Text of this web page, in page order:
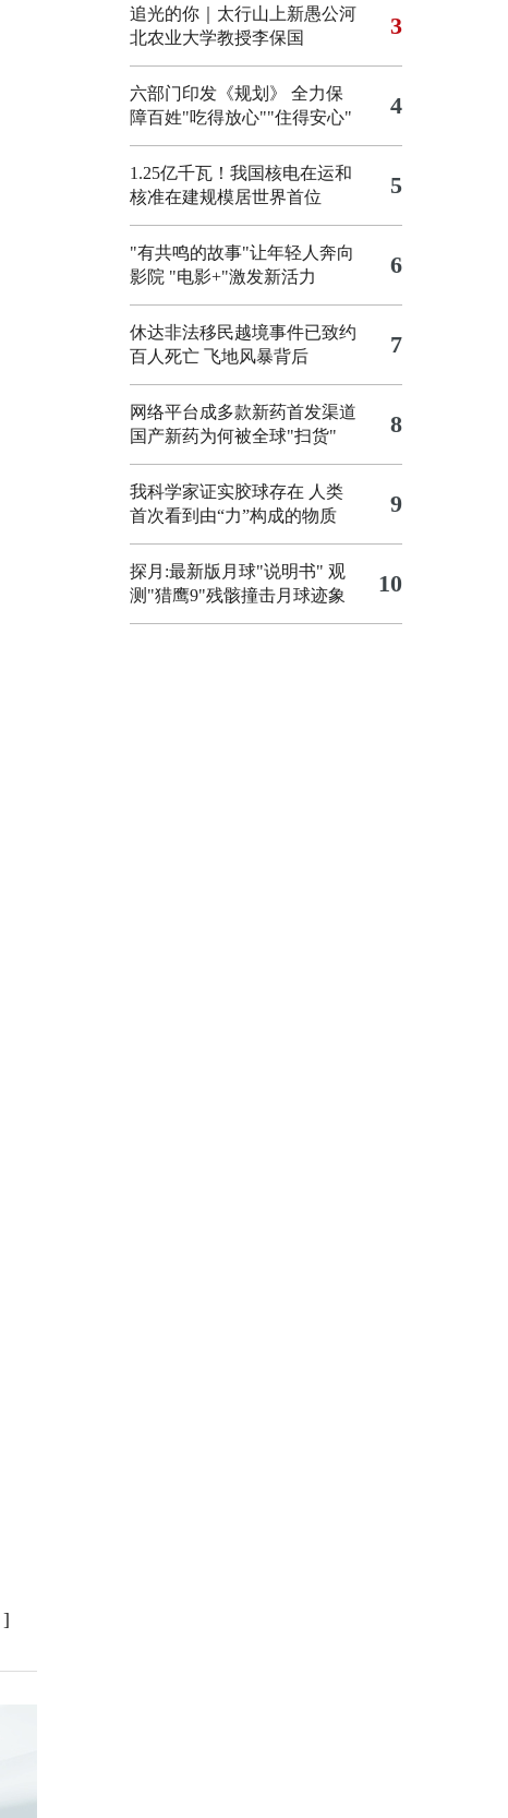
]
追光的你｜太行山上新愚公河
北农业大学教授李保国
3
六部门印发《规划》 全力保
障百姓"吃得放心""住得安心"
4
1.25亿千瓦！我国核电在运和
核准在建规模居世界首位
5
"有共鸣的故事"让年轻人奔向
影院 "电影+"激发新活力 6
休达非法移民越境事件已致约
百人死亡 飞地风暴背后 7
网络平台成多款新药首发渠道
国产新药为何被全球"扫货"
8
我科学家证实胶球存在 人类
首次看到由“力”构成的物质
9
探月:最新版月球"说明书" 观
测"猎鹰9"残骸撞击月球迹象
10